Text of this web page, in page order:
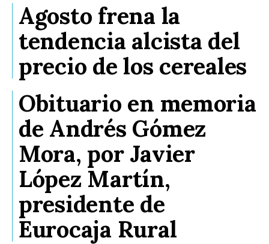
Agosto frena la
tendencia alcista del
precio de los cereales
Obituario en memoria
de Andrés Gómez
Mora, por Javier
López Martín,
presidente de
Eurocaja Rural